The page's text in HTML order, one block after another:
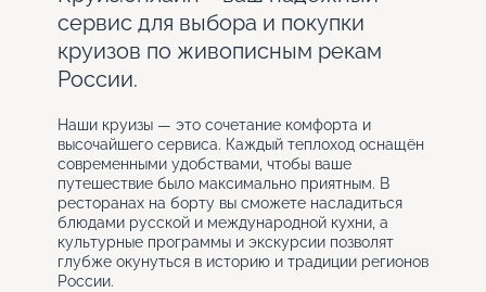
сервис для выбора и покупки
круизов по живописным рекам
России.
Наши круизы — это сочетание комфорта и
высочайшего сервиса. Каждый теплоход оснащён
современными удобствами, чтобы ваше
путешествие было максимально приятным. В
ресторанах на борту вы сможете насладиться
блюдами русской и международной кухни, а
культурные программы и экскурсии позволят
глубже окунуться в историю и традиции регионов
России.